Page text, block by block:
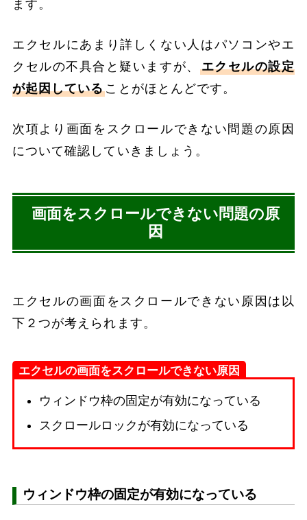
ます。
エクセルにあまり詳しくない人はパソコンやエ
クセルの不具合と疑いますが、 エクセルの設定
が起因していることがほとんどです。
次項より画面をスクロールできない問題の原因
について確認していきましょう。
画面をスクロールできない問題の原
因
エクセルの画面をスクロールできない原因は以
下２つが考えられます。
エクセルの画面をスクロールできない原因
ウィンドウ枠の固定が有効になっている
スクロールロックが有効になっている
ウィンドウ枠の固定が有効になっている